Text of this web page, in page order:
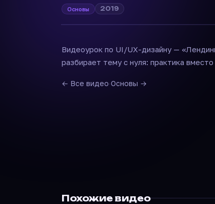
Основы 2019
Видеоурок по UI/UX-дизайну —
разбирает тему с нуля: практика
← Все видео·Основы →
Похожие видео